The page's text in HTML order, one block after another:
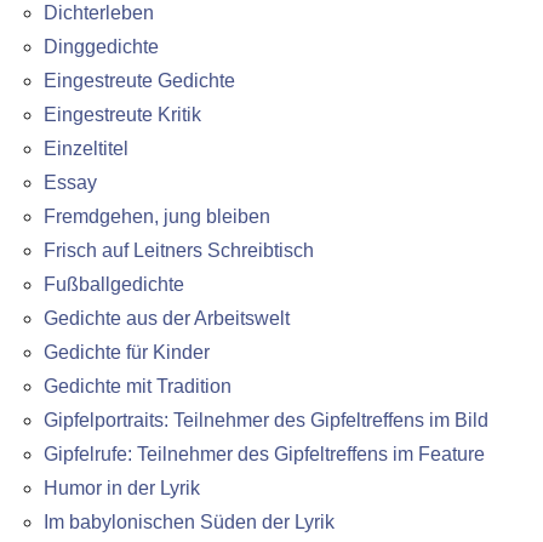
Dichterleben
Dinggedichte
Eingestreute Gedichte
Eingestreute Kritik
Einzeltitel
Essay
Fremdgehen, jung bleiben
Frisch auf Leitners Schreibtisch
Fußballgedichte
Gedichte aus der Arbeitswelt
Gedichte für Kinder
Gedichte mit Tradition
Gipfelportraits: Teilnehmer des Gipfeltreffens im Bild
Gipfelrufe: Teilnehmer des Gipfeltreffens im Feature
Humor in der Lyrik
Im babylonischen Süden der Lyrik